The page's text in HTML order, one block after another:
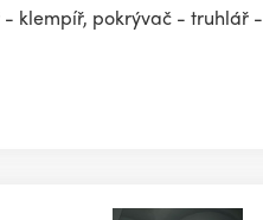
- klempíř, pokrývač - truhlář -